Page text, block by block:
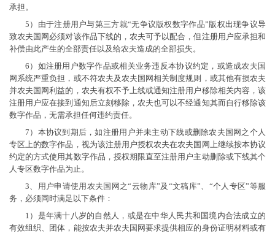
承担。
5）由于注册用户与第三方就“无争议版权数字作品”版权出现争议导
致农夫国网必须对该作品下线的，农夫可予以配合，但注册用户应承担和
补偿由此产生的全部责任以及给农夫造成的全部损失。
6）如注册用户数字作品或相关业务违反本协议约定，或造成农夫国
网系统严重负担，或不符农夫及农夫国网相关制度规则，或其他有损农夫
并农夫国网利益的，农夫有权不予上线或通知注册用户移除相关内容，该
注册用户应在接到通知后立刻移除，农夫也可以不经通知其而自行移除该
数字作品，无需承担任何违约责任。
7）本协议到期后，如注册用户并未主动下线或删除农夫国网之个人
专区上的数字作品，视为该注册用户授权农夫在农夫国网上继续按本协议
约定的方式使用其数字作品，授权期限直至注册用户主动删除或下线其个
人专区数字作品为止。
3、用户申请使用农夫国网之“云物库”及“文稿库”、“个人专区”等服
务，必须同时满足以下条件：
1）是年满十八岁的自然人，或是在中华人民共和国境内合法成立的
有效组织、团体，能按农夫并农夫国网要求提供相应的身份证明材料或有